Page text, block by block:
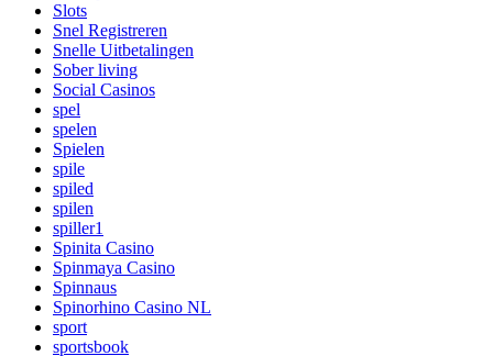
Slots
Snel Registreren
Snelle Uitbetalingen
Sober living
Social Casinos
spel
spelen
Spielen
spile
spiled
spilen
spiller1
Spinita Casino
Spinmaya Casino
Spinnaus
Spinorhino Casino NL
sport
sportsbook